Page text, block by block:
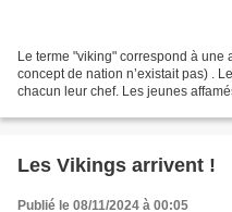
Le terme "viking" correspond à une
concept de nation n’existait pas) .
chacun leur chef. Les jeunes
Les Vikings arrivent !
Publié le 08/11/2024 à 00:05